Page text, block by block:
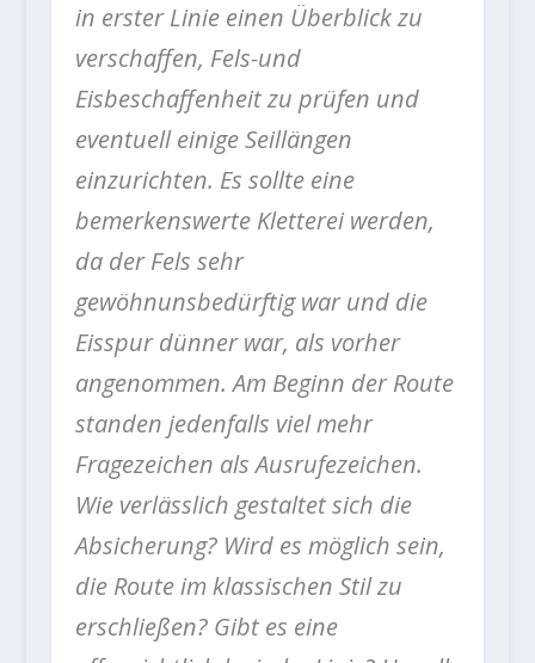
in erster Linie einen Überblick zu
verschaffen, Fels-und
Eisbeschaffenheit zu prüfen und
eventuell einige Seillängen
einzurichten. Es sollte eine
bemerkenswerte Kletterei werden,
da der Fels sehr
gewöhnunsbedürftig war und die
Eisspur dünner war, als vorher
angenommen. Am Beginn der Route
standen jedenfalls viel mehr
Fragezeichen als Ausrufezeichen.
Wie verlässlich gestaltet sich die
Absicherung? Wird es möglich sein,
die Route im klassischen Stil zu
erschließen? Gibt es eine